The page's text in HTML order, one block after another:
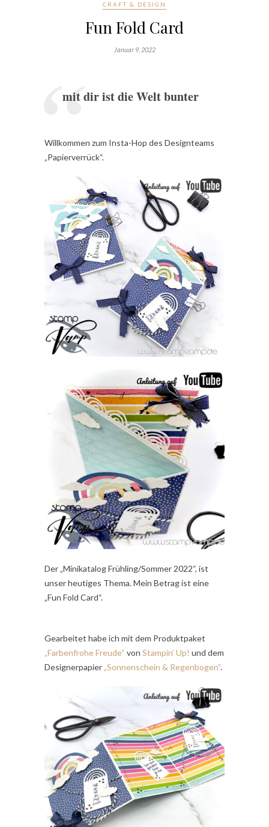
CRAFT & DESIGN
Fun Fold Card
Januar 9, 2022
mit dir ist die Welt bunter
Willkommen zum Insta-Hop des Designteams
„Papierverrück“.
Der „Minikatalog Frühling/Sommer 2022“, ist
unser heutiges Thema. Mein Betrag ist eine
„Fun Fold Card“.
Gearbeitet habe ich mit dem Produktpaket
„Farbenfrohe Freude“ von Stampin’ Up! und dem
Designerpapier „Sonnenschein & Regenbogen“.